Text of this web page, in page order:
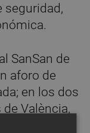
seguridad,
SanSan de
aforo de
en los dos
València,
5.000